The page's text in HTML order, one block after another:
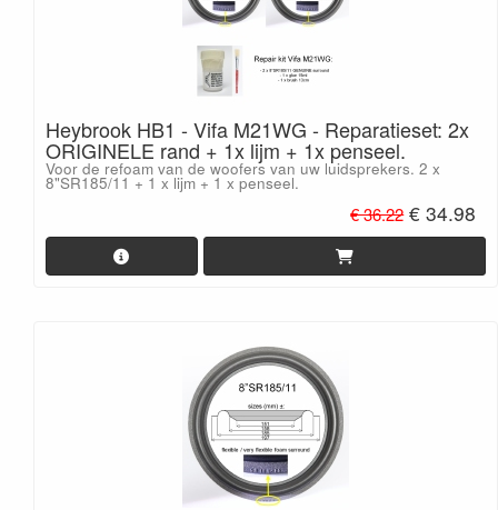
Heybrook HB1 - Vifa M21WG - Reparatieset: 2x
ORIGINELE rand + 1x lijm + 1x penseel.
Voor de refoam van de woofers van uw luidsprekers. 2 x
8"SR185/11 + 1 x lijm + 1 x penseel.
€ 36.22 € 34.98